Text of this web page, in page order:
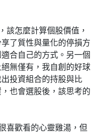
該怎麼計算個股價值，
了質性與量化的停損方
合自己的方式。另一個
無僅有，我自創的好球
投資組合的持股與比
也會選股後，該思考的
喜歡看的心靈雞湯，但